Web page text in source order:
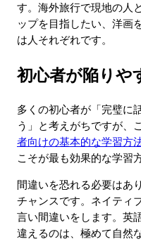
す。海外旅行で現地の人
ップを目指したい、洋画
は人それぞれです。
初心者が陥りや
多くの初心者が「完璧に
う」と考えがちですが、
者向けの基本的な学習方
こそが最も効果的な学習
間違いを恐れる必要はあ
チャンスです。ネイティ
言い間違いをします。英
違えるのは、極めて自然